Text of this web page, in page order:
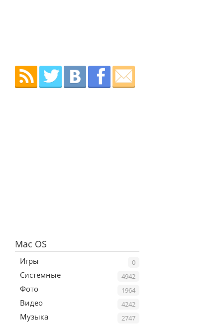
Mac OS
0
Игры
4942
Системные
1964
Фото
4242
Видео
2747
Музыка